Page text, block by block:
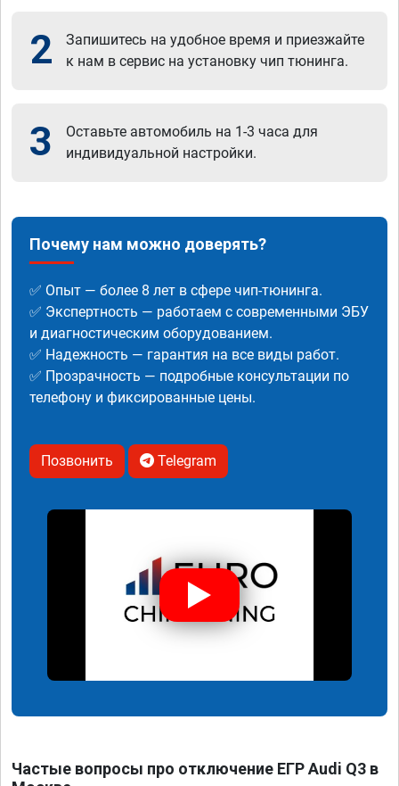
2
Запишитесь на удобное время и приезжайте
к нам в сервис на установку чип тюнинга.
3
Оставьте автомобиль на 1-3 часа для
индивидуальной настройки.
Почему нам можно доверять?
✅ Опыт — более 8 лет в сфере чип-тюнинга.
✅ Экспертность — работаем с современными ЭБУ
и диагностическим оборудованием.
✅ Надежность — гарантия на все виды работ.
✅ Прозрачность — подробные консультации по
телефону и фиксированные цены.
Позвонить Telegram
Частые вопросы про отключение ЕГР Audi Q3 в